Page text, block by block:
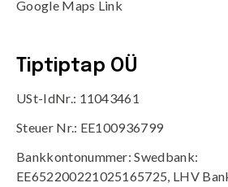
Google Maps Link
Tiptiptap OÜ
USt-IdNr.: 11043461
Steuer Nr.: EE100936799
Bankkontonummer: Swedbank:
EE652200221025165725, LHV